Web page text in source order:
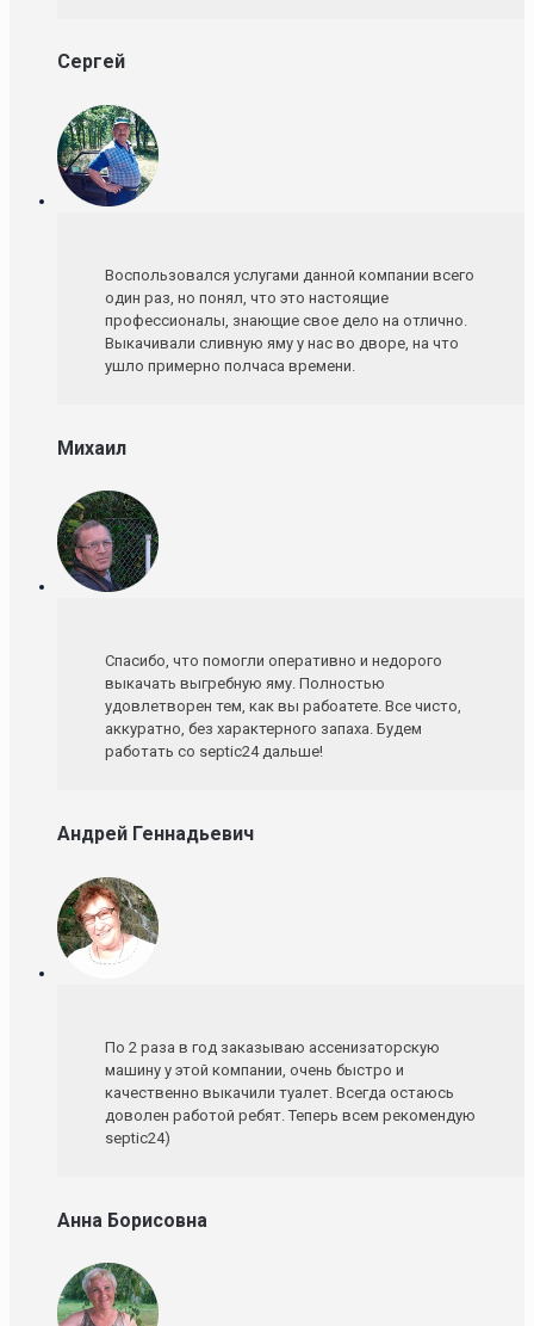
Сергей
Воспользовался услугами данной компании всего
один раз, но понял, что это настоящие
профессионалы, знающие свое дело на отлично.
Выкачивали сливную яму у нас во дворе, на что
ушло примерно полчаса времени.
Михаил
Спасибо, что помогли оперативно и недорого
выкачать выгребную яму. Полностью
удовлетворен тем, как вы рабоатете. Все чисто,
аккуратно, без характерного запаха. Будем
работать со septic24 дальше!
Андрей Геннадьевич
По 2 раза в год заказываю ассенизаторскую
машину у этой компании, очень быстро и
качественно выкачили туалет. Всегда остаюсь
доволен работой ребят. Теперь всем рекомендую
septic24)
Анна Борисовна